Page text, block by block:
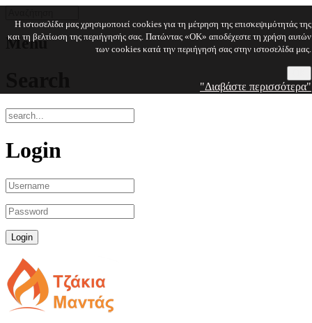
Η ιστοσελίδα μας χρησιμοποιεί cookies για τη μέτρηση της επισκεψιμότητάς της
και τη βελτίωση της περιήγησής σας. Πατώντας «OK» αποδέχεστε τη χρήση αυτών
των cookies κατά την περιήγησή σας στην ιστοσελίδα μας.
"Διαβάστε περισσότερα"
Menu
Login